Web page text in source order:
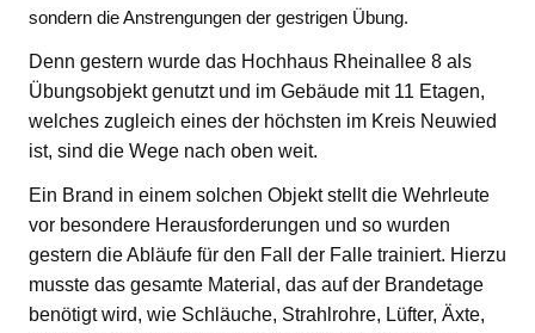
sondern die Anstrengungen der gestrigen Übung.
Denn gestern wurde das Hochhaus Rheinallee 8 als
Übungsobjekt genutzt und im Gebäude mit 11 Etagen,
welches zugleich eines der höchsten im Kreis Neuwied
ist, sind die Wege nach oben weit.
Ein Brand in einem solchen Objekt stellt die Wehrleute
vor besondere Herausforderungen und so wurden
gestern die Abläufe für den Fall der Falle trainiert. Hierzu
musste das gesamte Material, das auf der Brandetage
benötigt wird, wie Schläuche, Strahlrohre, Lüfter, Äxte,